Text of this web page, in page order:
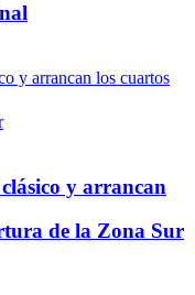
y arrancan
de la Zona Sur